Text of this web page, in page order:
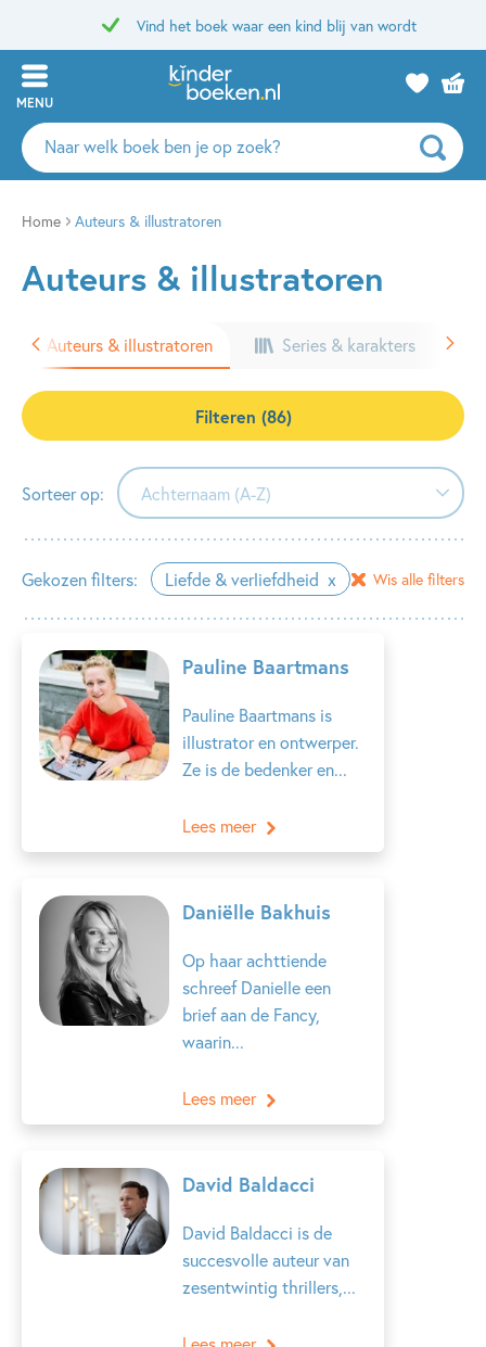
Vind het boek waar een kind blij van wordt
MENU
Zoeken
naar
auteurs
uitgevers
Home Auteurs & illustratoren
Auteurs & illustratoren
Auteurs & illustratoren Series & karakters
Filteren (86)
Sorteer op: Achternaam (A-Z)
Achternaam (A-Z)
Achternaam (Z-A)
Voornaam (A-Z)
Voornaam (Z-A)
Gekozen filters: Liefde & verliefdheid Wis alle filters
Pauline Baartmans
Pauline Baartmans is
illustrator en ontwerper.
Ze is de bedenker en...
Lees meer
Daniëlle Bakhuis
Op haar achttiende
schreef Danielle een
brief aan de Fancy,
waarin...
Lees meer
David Baldacci
David Baldacci is de
succesvolle auteur van
zesentwintig thrillers,...